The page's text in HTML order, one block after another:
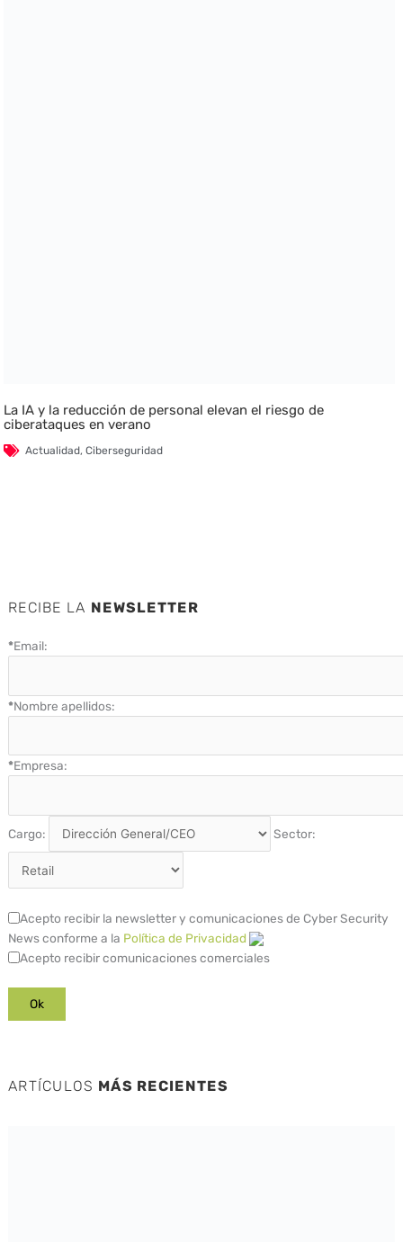
La IA y la reducción de personal elevan el riesgo de
ciberataques en verano
Actualidad,Ciberseguridad
RECIBE LA NEWSLETTER
*Email:
*Nombre apellidos:
*Empresa:
Cargo: Sector:
Acepto recibir la newsletter y comunicaciones de Cyber Security
News conforme a la Política de Privacidad
Acepto recibir comunicaciones comerciales
ARTÍCULOS MÁS RECIENTES